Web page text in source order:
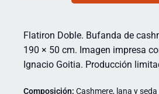
Flatiron Doble. Bufanda de
190 × 50 cm. Imagen impresa
Ignacio Goitia. Producción
Composición: Cashmere, lana y seda